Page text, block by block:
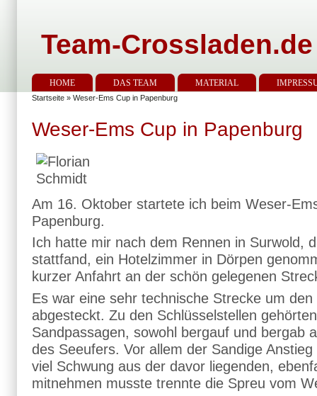
Team-Crossladen.de
HOME DAS TEAM MATERIAL
Startseite » Weser-Ems Cup in Papenburg
Weser-Ems Cup in Papenburg
Am 16. Oktober startete ich beim Weser-
Papenburg.
Ich hatte mir nach dem Rennen in Surwold,
stattfand, ein Hotelzimmer in Dörpen
kurzer Anfahrt an der schön gelegenen
Es war eine sehr technische Strecke um
abgesteckt. Zu den Schlüsselstellen
Sandpassagen, sowohl bergauf und bergab
des Seeufers. Vor allem der Sandige
viel Schwung aus der davor liegenden,
mitnehmen musste trennte die Spreu vom